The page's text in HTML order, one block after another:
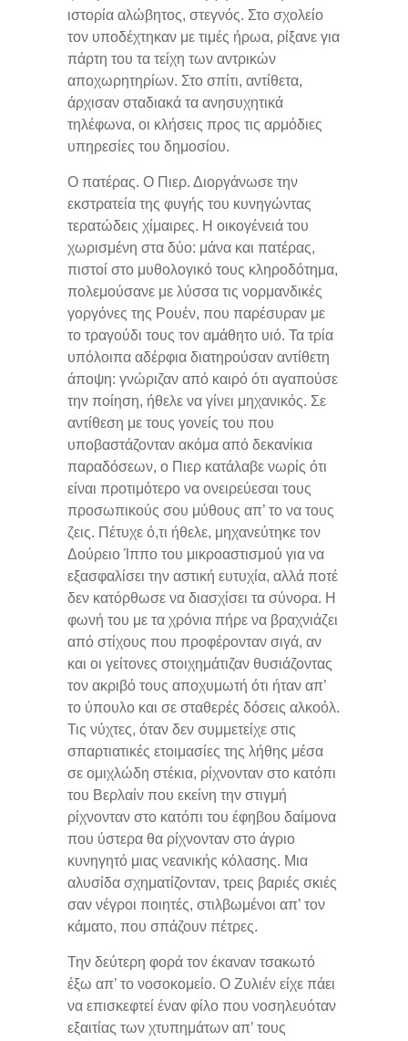
ιστορία αλώβητος, στεγνός. Στο σχολείο
τον υποδέχτηκαν με τιμές ήρωα, ρίξανε για
πάρτη του τα τείχη των αντρικών
αποχωρητηρίων. Στο σπίτι, αντίθετα,
άρχισαν σταδιακά τα ανησυχητικά
τηλέφωνα, οι κλήσεις προς τις αρμόδιες
υπηρεσίες του δημοσίου.
Ο πατέρας. Ο Πιερ. Διοργάνωσε την
εκστρατεία της φυγής του κυνηγώντας
τερατώδεις χίμαιρες. Η οικογένειά του
χωρισμένη στα δύο: μάνα και πατέρας,
πιστοί στο μυθολογικό τους κληροδότημα,
πολεμούσανε με λύσσα τις νορμανδικές
γοργόνες της Ρουέν, που παρέσυραν με
το τραγούδι τους τον αμάθητο υιό. Τα τρία
υπόλοιπα αδέρφια διατηρούσαν αντίθετη
άποψη: γνώριζαν από καιρό ότι αγαπούσε
την ποίηση, ήθελε να γίνει μηχανικός. Σε
αντίθεση με τους γονείς του που
υποβαστάζονταν ακόμα από δεκανίκια
παραδόσεων, ο Πιερ κατάλαβε νωρίς ότι
είναι προτιμότερο να ονειρεύεσαι τους
προσωπικούς σου μύθους απ’ το να τους
ζεις. Πέτυχε ό,τι ήθελε, μηχανεύτηκε τον
Δούρειο Ίππο του μικροαστισμού για να
εξασφαλίσει την αστική ευτυχία, αλλά ποτέ
δεν κατόρθωσε να διασχίσει τα σύνορα. Η
φωνή του με τα χρόνια πήρε να βραχνιάζει
από στίχους που προφέρονταν σιγά, αν
και οι γείτονες στοιχημάτιζαν θυσιάζοντας
τον ακριβό τους αποχυμωτή ότι ήταν απ’
το ύπουλο και σε σταθερές δόσεις αλκοόλ.
Τις νύχτες, όταν δεν συμμετείχε στις
σπαρτιατικές ετοιμασίες της λήθης μέσα
σε ομιχλώδη στέκια, ρίχνονταν στο κατόπι
του Βερλαίν που εκείνη την στιγμή
ρίχνονταν στο κατόπι του έφηβου δαίμονα
που ύστερα θα ρίχνονταν στο άγριο
κυνηγητό μιας νεανικής κόλασης. Μια
αλυσίδα σχηματίζονταν, τρεις βαριές σκιές
σαν νέγροι ποιητές, στιλβωμένοι απ’ τον
κάματο, που σπάζουν πέτρες.
Την δεύτερη φορά τον έκαναν τσακωτό
έξω απ’ το νοσοκομείο. Ο Ζυλιέν είχε πάει
να επισκεφτεί έναν φίλο που νοσηλευόταν
εξαιτίας των χτυπημάτων απ’ τους